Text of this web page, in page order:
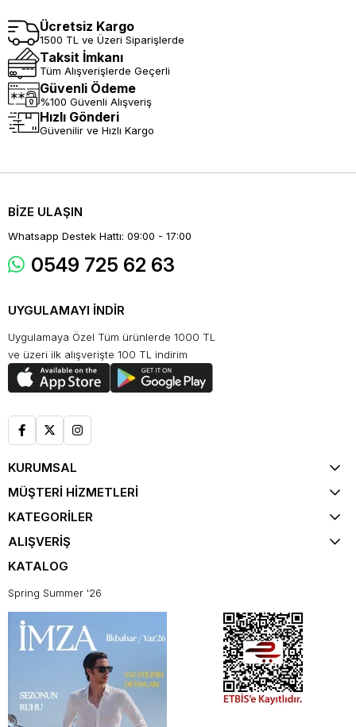
Ücretsiz Kargo
1500 TL ve Üzeri Siparişlerde
Taksit İmkanı
Tüm Alışverişlerde Geçerli
Güvenli Ödeme
%100 Güvenli Alışveriş
Hızlı Gönderi
Güvenilir ve Hızlı Kargo
BİZE ULAŞIN
Whatsapp Destek Hattı: 09:00 - 17:00
0549 725 62 63
UYGULAMAYI İNDİR
Uygulamaya Özel Tüm ürünlerde 1000 TL
ve üzeri ilk alışverişte 100 TL indirim
KURUMSAL
MÜŞTERİ HİZMETLERİ
KATEGORİLER
ALIŞVERİŞ
KATALOG
Spring Summer '26